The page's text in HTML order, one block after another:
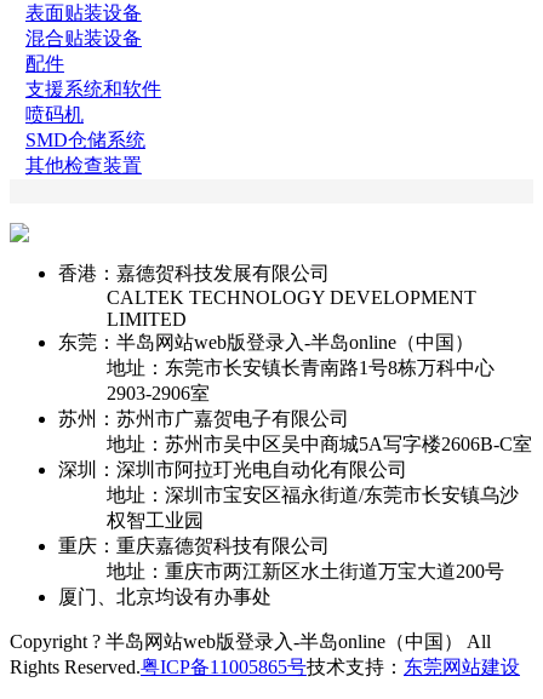
表面贴装设备
混合贴装设备
配件
支援系统和软件
喷码机
SMD仓储系统
其他检查装置
香港：嘉德贺科技发展有限公司
CALTEK TECHNOLOGY DEVELOPMENT
LIMITED
东莞：半岛网站web版登录入-半岛online（中国）
地址：东莞市长安镇长青南路1号8栋万科中心
2903-2906室
苏州：苏州市广嘉贺电子有限公司
地址：苏州市吴中区吴中商城5A写字楼2606B-C室
深圳：深圳市阿拉玎光电自动化有限公司
地址：深圳市宝安区福永街道/东莞市长安镇乌沙
权智工业园
重庆：重庆嘉德贺科技有限公司
地址：重庆市两江新区水土街道万宝大道200号
厦门、北京均设有办事处
Copyright ? 半岛网站web版登录入-半岛online（中国） All
Rights Reserved.粤ICP备11005865号技术支持： 东莞网站建设